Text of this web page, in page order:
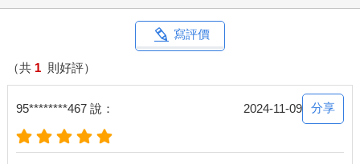
寫評價
（共 1 則好評）
95********467 說： 2024-11-09 分享